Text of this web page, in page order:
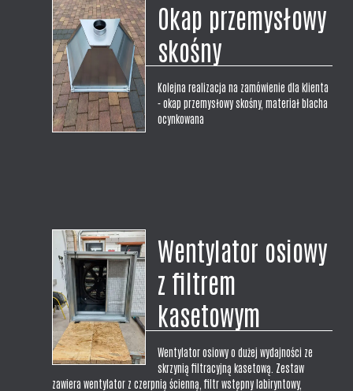
Okap przemysłowy
skośny
Kolejna realizacja na zamówienie dla klienta
- okap przemysłowy skośny, materiał blacha
ocynkowana
Wentylator osiowy
z filtrem
kasetowym
Wentylator osiowy o dużej wydajności ze
skrzynią filtracyjną kasetową. Zestaw
zawiera wentylator z czerpnią ścienną, filtr wstępny labiryntowy,